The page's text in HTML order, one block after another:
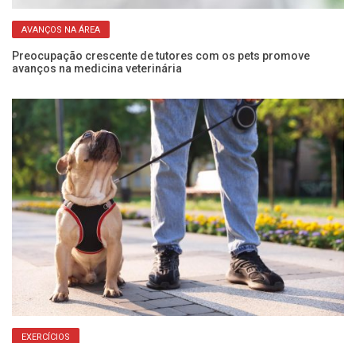
AVANÇOS NA ÁREA
Preocupação crescente de tutores com os pets promove
avanços na medicina veterinária
EXERCÍCIOS